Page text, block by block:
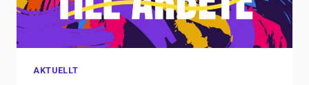
AKTUELLT